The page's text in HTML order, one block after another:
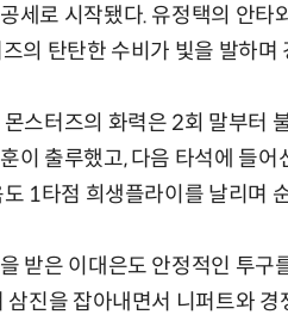
세로 시작됐다. 유정택의 안타
의 탄탄한 수비가 빛을 발하며
스터즈의 화력은 2회 말부터
이 출루했고, 다음 타석에 들
1타점 희생플라이를 날리며
받은 이대은도 안정적인 투
삼진을 잡아내면서 니퍼트와